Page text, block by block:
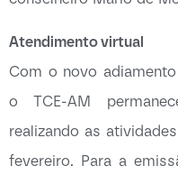
Atendimento virtual
Com o novo
o TCE-AM
realizando as
fevereiro. Para a